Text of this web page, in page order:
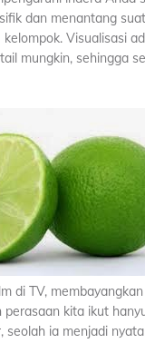
dan menantang
Visualisasi
mungkin, sehingga
di TV,
kita ikut
ia menjadi